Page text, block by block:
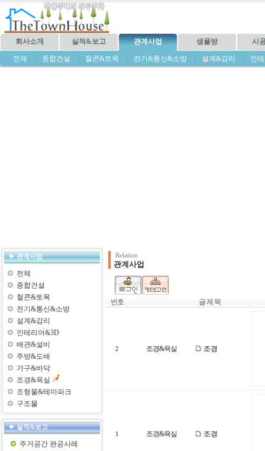
회사소개 실적&보고 관계사업 샘플방 시
전체 종합건설 철콘&토목 전기&통신&소방 설계&감리 인
관계사업
전체
종합건설
철콘&토목
전기&통신&소방
설계&감리
인테리어&3D
배관&설비
주방&도배
가구&바닥
조경&욕실
조형물&테마파크
구조물
실적&보고
주거공간 완공사례
Relation
관계사업
번호 글 제 목
2 조경&욕실 조경
1 조경&욕실 조경